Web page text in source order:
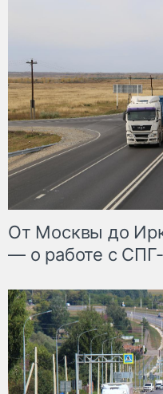
От Москвы до
— о работе с